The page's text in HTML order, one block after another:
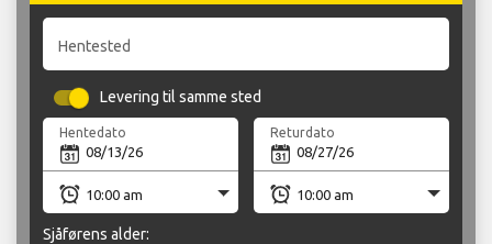
Hentested
Levering til samme sted
Hentedato Returdato
Sjåførens alder: